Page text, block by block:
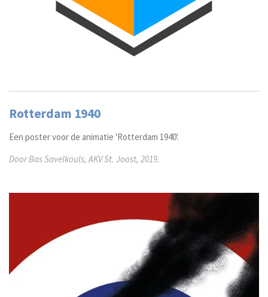
Rotterdam 1940
Een poster voor de animatie 'Rotterdam 1940'.
Door Bas Savelkouls, AKV St. Joost, 2019.